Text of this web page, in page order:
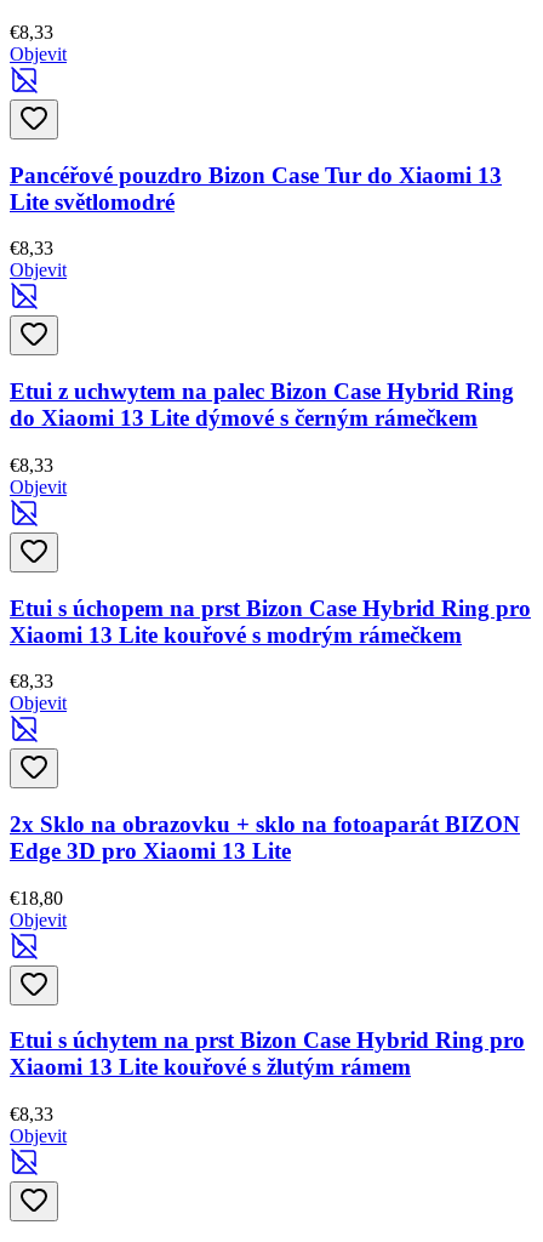
€8,33
Objevit
Pancéřové pouzdro Bizon Case Tur do Xiaomi 13
Lite světlomodré
€8,33
Objevit
Etui z uchwytem na palec Bizon Case Hybrid Ring
do Xiaomi 13 Lite dýmové s černým rámečkem
€8,33
Objevit
Etui s úchopem na prst Bizon Case Hybrid Ring pro
Xiaomi 13 Lite kouřové s modrým rámečkem
€8,33
Objevit
2x Sklo na obrazovku + sklo na fotoaparát BIZON
Edge 3D pro Xiaomi 13 Lite
€18,80
Objevit
Etui s úchytem na prst Bizon Case Hybrid Ring pro
Xiaomi 13 Lite kouřové s žlutým rámem
€8,33
Objevit